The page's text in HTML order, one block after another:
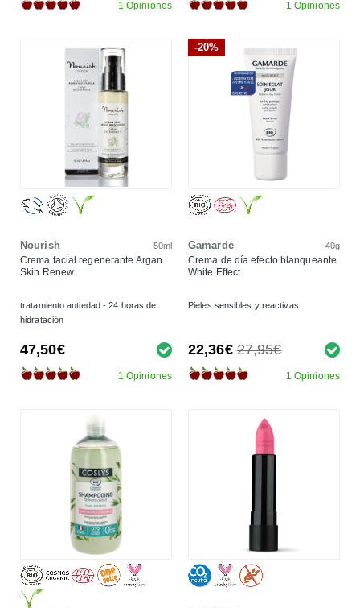
1 Opiniones 1 Opiniones
Nourish 50ml
Crema facial regenerante Argan
Skin Renew
tratamiento antiedad - 24 horas de
hidratación
47,50€
1 Opiniones
-20%
Gamarde 40g
Crema de día efecto blanqueante
White Effect
Pieles sensibles y reactivas
22,36€ 27,95€
1 Opiniones